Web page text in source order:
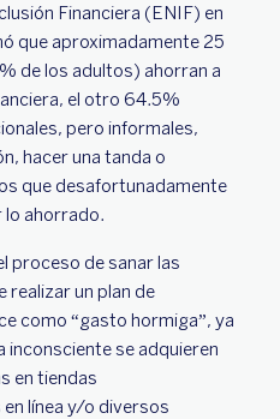
Financiera (ENIF) en
que aproximadamente 25
de los adultos) ahorran a
el otro 64.5%
pero informales,
hacer una tanda o
que desafortunadamente
lo ahorrado.
proceso de sanar las
realizar un plan de
como “gasto hormiga”, ya
inconsciente se adquieren
en tiendas
línea y/o diversos